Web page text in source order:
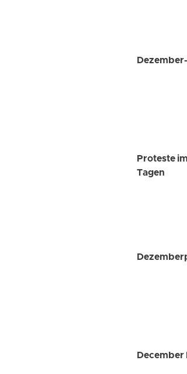
Proteste
Tagen
December